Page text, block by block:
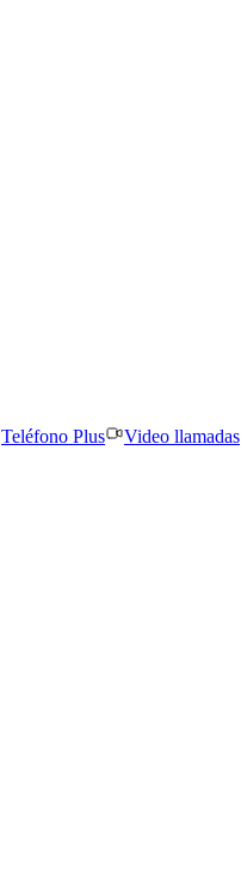
Teléfono Plus Video llamadas